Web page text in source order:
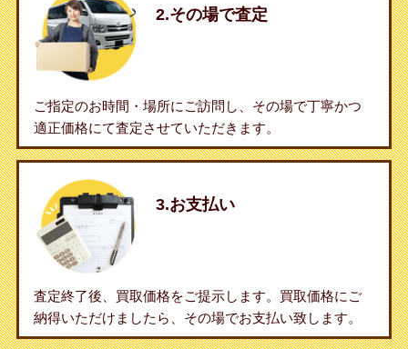
2.その場で査定
ご指定のお時間・場所にご訪問し、その場で丁寧かつ
適正価格にて査定させていただきます。
3.お支払い
査定終了後、買取価格をご提示します。買取価格にご
納得いただけましたら、その場でお支払い致します。